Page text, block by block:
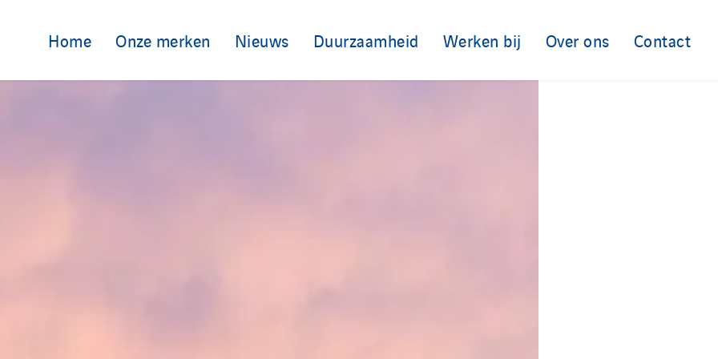
Home Onze merken Nieuws Duurzaamheid Werken bij Over ons Contact